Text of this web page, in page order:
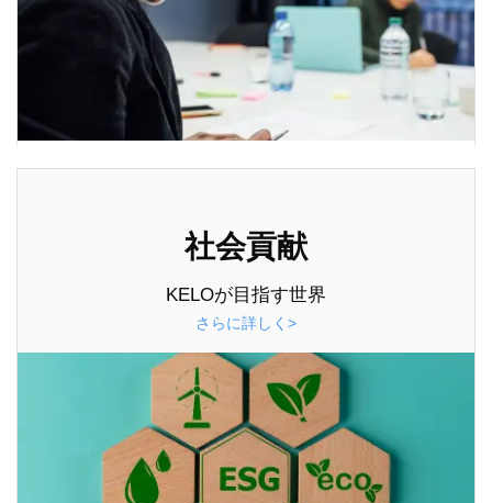
社会貢献
KELOが目指す世界
さらに詳しく>